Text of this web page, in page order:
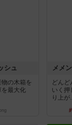
シュ
の木箱を
を最大化
メメ
どんど
いく押
り上が